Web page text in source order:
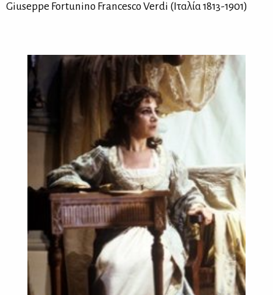
Giuseppe Fortunino Francesco Verdi (Iτα­λία 1813-1901)